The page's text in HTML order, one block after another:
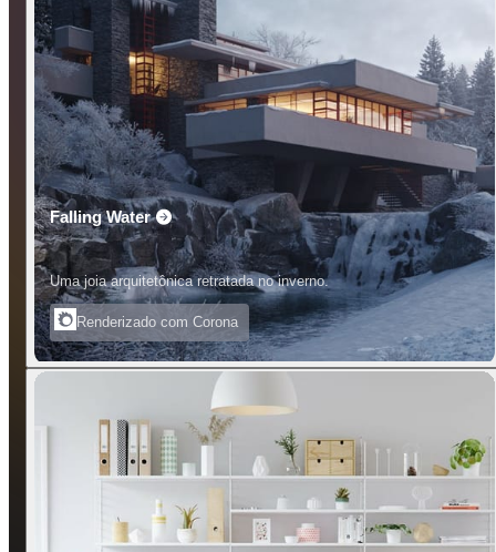
Falling Water
Uma joia arquitetônica retratada no inverno.
Renderizado com Corona